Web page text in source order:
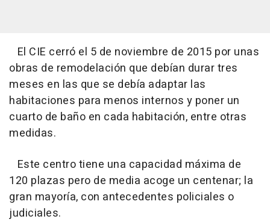
El CIE cerró el 5 de noviembre de 2015 por unas
obras de remodelación que debían durar tres
meses en las que se debía adaptar las
habitaciones para menos internos y poner un
cuarto de baño en cada habitación, entre otras
medidas.
Este centro tiene una capacidad máxima de
120 plazas pero de media acoge un centenar; la
gran mayoría, con antecedentes policiales o
judiciales.